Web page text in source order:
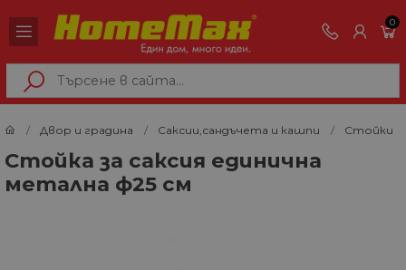
0
Двор и градина Саксии,сандъчета и кашпи Стойки
Стойка за саксия единична
метална ф25 см